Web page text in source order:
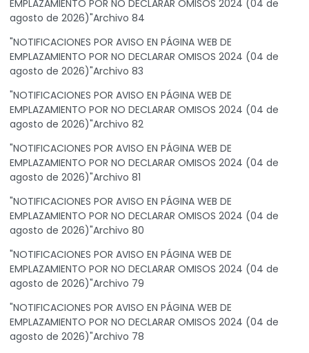
EMPLAZAMIENTO POR NO DECLARAR OMISOS 2024 (04 de
agosto de 2026)"Archivo 84
"NOTIFICACIONES POR AVISO EN PÁGINA WEB DE
EMPLAZAMIENTO POR NO DECLARAR OMISOS 2024 (04 de
agosto de 2026)"Archivo 83
"NOTIFICACIONES POR AVISO EN PÁGINA WEB DE
EMPLAZAMIENTO POR NO DECLARAR OMISOS 2024 (04 de
agosto de 2026)"Archivo 82
"NOTIFICACIONES POR AVISO EN PÁGINA WEB DE
EMPLAZAMIENTO POR NO DECLARAR OMISOS 2024 (04 de
agosto de 2026)"Archivo 81
"NOTIFICACIONES POR AVISO EN PÁGINA WEB DE
EMPLAZAMIENTO POR NO DECLARAR OMISOS 2024 (04 de
agosto de 2026)"Archivo 80
"NOTIFICACIONES POR AVISO EN PÁGINA WEB DE
EMPLAZAMIENTO POR NO DECLARAR OMISOS 2024 (04 de
agosto de 2026)"Archivo 79
"NOTIFICACIONES POR AVISO EN PÁGINA WEB DE
EMPLAZAMIENTO POR NO DECLARAR OMISOS 2024 (04 de
agosto de 2026)"Archivo 78